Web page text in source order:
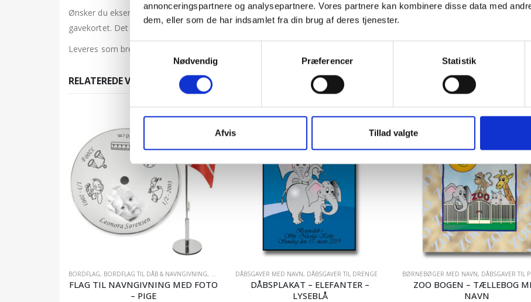
annonceringspartnere og analysepartnere. Vores partnere kan kombinere disse data med
dem, eller som de har indsamlet fra din brug af deres tjenester.
Samtykkevalg
Nødvendig
Præferencer Statistik
Afvis Tillad valgte
Ønsker du eksempelvis værdien er 200 Dkr, taster du 200 ved antal. Gavekortet gælder i 3 år fra udstedelsesdatoen, der
gavekortet. Det er den dato du skriver i bestillingen.
Leveres som brevpost i løbet af få dage.
RELATEREDE VARER
- GAVE TIL DÅB OG NAVNGIVNING, GAVE TIL BARNEDÅBEN - DÅBSGLAS
,DÅBSGLAS - GAVE TIL DÅB OG NAVNGIVNING GAVE TIL BARNEDÅBEN - DÅBSGLAS,PRINSESSEN OG PRINSEN
BORDFLAG, BORDFLAG TIL DÅB & NAVNGIVNING, DÅBSGAVER TIL PIGER
FLAG TIL NAVNGIVNING MED FOTO
– PIGE
DÅBSGAVER MED NAVN, DÅBSGAVER TIL DRENGE
DÅBSPLAKAT – ELEFANTER –
LYSEBLÅ
BØRNEBØGER MED NAVN, DÅBSGAVER TIL
ZOO BOGEN – TÆLLEBOG
NAVN